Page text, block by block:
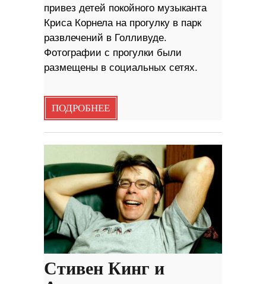
привез детей покойного музыканта
Криса Корнела на прогулку в парк
развлечений в Голливуде.
Фотографии с прогулки были
размещены в социальных сетях.
ПОДРОБНЕЕ
Стивен Кинг и